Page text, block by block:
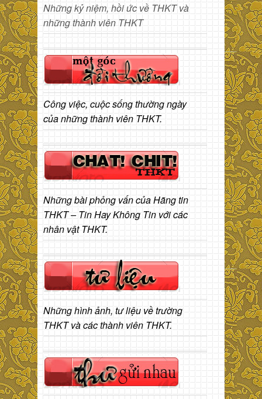
Những kỷ niệm, hồi ức về THKT và
những thành viên THKT
Công việc, cuộc sống thường ngày
của những thành viên THKT.
Những bài phỏng vấn của Hãng tin
THKT – Tin Hay Không Tin với các
nhân vật THKT.
Những hình ảnh, tư liệu về trường
THKT và các thành viên THKT.